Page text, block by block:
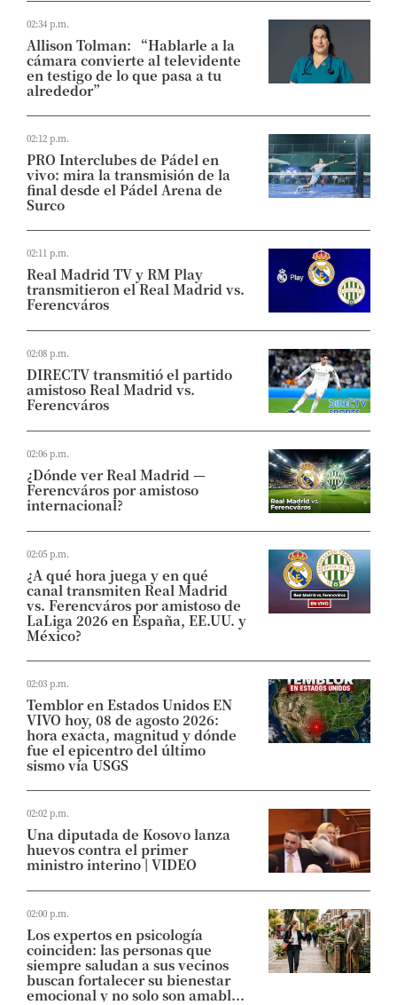
02:34 p.m.
Allison Tolman: “Hablarle a la
cámara convierte al televidente
en testigo de lo que pasa a tu
alrededor”
02:12 p.m.
PRO Interclubes de Pádel en
vivo: mira la transmisión de la
final desde el Pádel Arena de
Surco
02:11 p.m.
Real Madrid TV y RM Play
transmitieron el Real Madrid vs.
Ferencváros
02:08 p.m.
DIRECTV transmitió el partido
amistoso Real Madrid vs.
Ferencváros
02:06 p.m.
¿Dónde ver Real Madrid —
Ferencváros por amistoso
internacional?
02:05 p.m.
¿A qué hora juega y en qué
canal transmiten Real Madrid
vs. Ferencváros por amistoso de
LaLiga 2026 en España, EE.UU. y
México?
02:03 p.m.
Temblor en Estados Unidos EN
VIVO hoy, 08 de agosto 2026:
hora exacta, magnitud y dónde
fue el epicentro del último
sismo vía USGS
02:02 p.m.
Una diputada de Kosovo lanza
huevos contra el primer
ministro interino | VIDEO
02:00 p.m.
Los expertos en psicología
coinciden: las personas que
siempre saludan a sus vecinos
buscan fortalecer su bienestar
emocional y no solo son amabl...